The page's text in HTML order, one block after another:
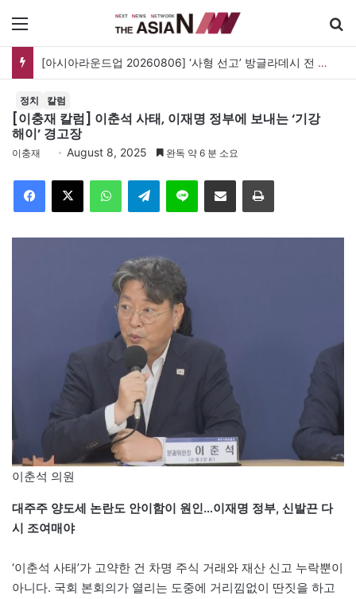
메뉴
[아시아라운드업 20260806] ‘사형 선고’ 방글라데시 전 총리, 도피국 인도서 연설
정치 칼럼
[이충재 칼럼] 이춘석 사태, 이재명 정부에 보내는 ‘기강
해이’ 경고장
이충재 August 8, 2025 완독 약 6 분 소요
Facebook
X WhatsAppTelegramLine 이메일 인쇄
이춘석 의원
대주주 양도세 논란도 안이함이 원인…이재명 정부, 신발끈 다
시 조여매야
‘이춘석 사태’가 고약한 건 차명 주식 거래와 재산 신고 누락뿐이
아니다. 국회 본회의가 열리는 도중에 거리낌없이 딴짓을 하고